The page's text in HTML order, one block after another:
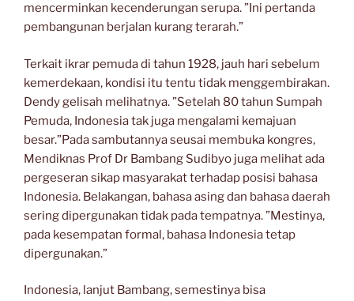
mencerminkan kecenderungan serupa. ”Ini pertanda
pembangunan berjalan kurang terarah.”
Terkait ikrar pemuda di tahun 1928, jauh hari sebelum
kemerdekaan, kondisi itu tentu tidak menggembirakan.
Dendy gelisah melihatnya. ”Setelah 80 tahun Sumpah
Pemuda, Indonesia tak juga mengalami kemajuan
besar.”Pada sambutannya seusai membuka kongres,
Mendiknas Prof Dr Bambang Sudibyo juga melihat ada
pergeseran sikap masyarakat terhadap posisi bahasa
Indonesia. Belakangan, bahasa asing dan bahasa daerah
sering dipergunakan tidak pada tempatnya. ”Mestinya,
pada kesempatan formal, bahasa Indonesia tetap
dipergunakan.”
Indonesia, lanjut Bambang, semestinya bisa